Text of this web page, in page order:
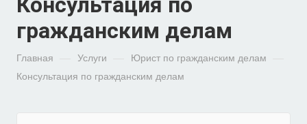
гражданским делам
Главная Услуги Юрист по гражданским делам
Консультация по гражданским делам